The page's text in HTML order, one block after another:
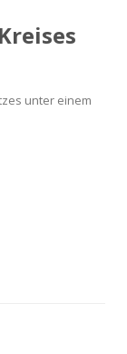
unter einem